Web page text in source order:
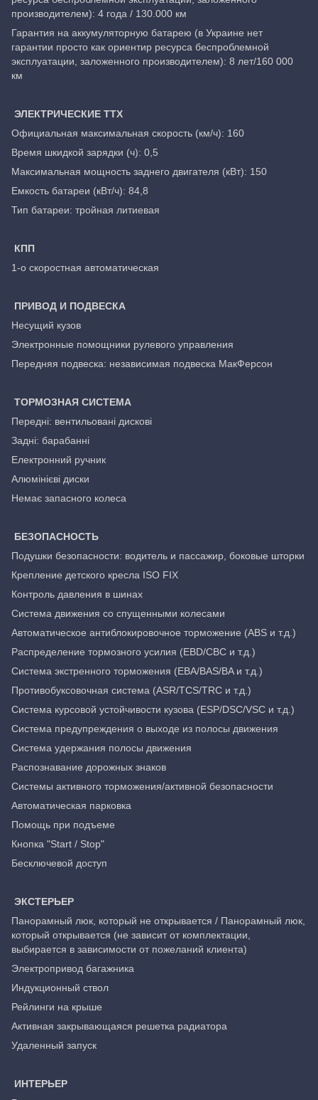
производителем): 4 года / 130.000 км
Гарантия на аккумуляторную батарею (в Украине нет
гарантии просто как ориентир ресурса беспроблемной
эксплуатации, заложенного производителем): 8 лет/160 000
км
ЭЛЕКТРИЧЕСКИЕ ТТХ
Официальная максимальная скорость (км/ч): 160
Время шкидкой зарядки (ч): 0,5
Максимальная мощность заднего двигателя (кВт): 150
Емкость батареи (кВт/ч): 84,8
Тип батареи: тройная литиевая
КПП
1-о скоростная автоматическая
ПРИВОД И ПОДВЕСКА
Несущий кузов
Электронные помощники рулевого управления
Передняя подвеска: независимая подвеска МакФерсон
ТОРМОЗНАЯ СИСТЕМА
Передні: вентильовані дискові
Задні: барабанні
Електронний ручник
Алюмінієві диски
Немає запасного колеса
БЕЗОПАСНОСТЬ
Подушки безопасности: водитель и пассажир, боковые шторки
Крепление детского кресла ISO FIX
Контроль давления в шинах
Система движения со спущенными колесами
Автоматическое антиблокировочное торможение (ABS и т.д.)
Распределение тормозного усилия (EBD/CBC и т.д.)
Система экстренного торможения (EBA/BAS/BA и т.д.)
Противобуксовочная система (ASR/TCS/TRC и т.д.)
Система курсовой устойчивости кузова (ESP/DSC/VSC и т.д.)
Система предупреждения о выходе из полосы движения
Система удержания полосы движения
Распознавание дорожных знаков
Системы активного торможения/активной безопасности
Автоматическая парковка
Помощь при подъеме
Кнопка "Start / Stop"
Бесключевой доступ
ЭКСТЕРЬЕР
Панорамный люк, который не открывается / Панорамный люк,
который открывается (не зависит от комплектации,
выбирается в зависимости от пожеланий клиента)
Электропривод багажника
Индукционный ствол
Рейлинги на крыше
Активная закрывающаяся решетка радиатора
Удаленный запуск
ИНТЕРЬЕР